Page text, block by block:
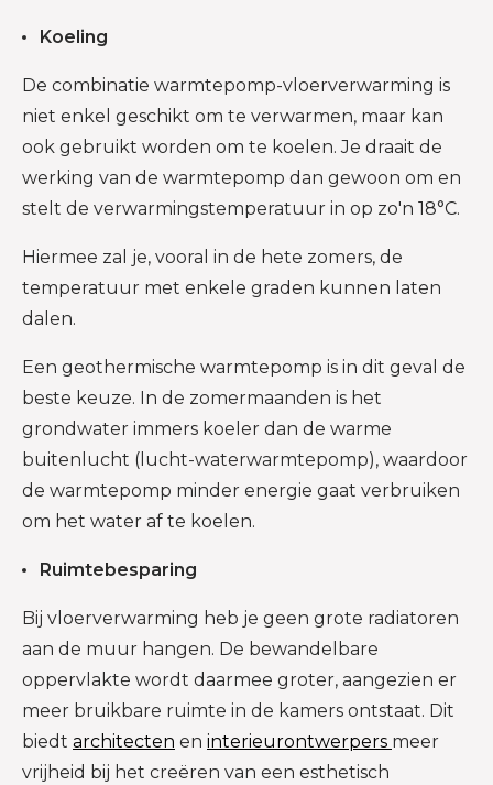
Koeling
De combinatie warmtepomp-vloerverwarming is
niet enkel geschikt om te verwarmen, maar kan
ook gebruikt worden om te koelen. Je draait de
werking van de warmtepomp dan gewoon om en
stelt de verwarmingstemperatuur in op zo'n 18°C.
Hiermee zal je, vooral in de hete zomers, de
temperatuur met enkele graden kunnen laten
dalen.
Een geothermische warmtepomp is in dit geval de
beste keuze. In de zomermaanden is het
grondwater immers koeler dan de warme
buitenlucht (lucht-waterwarmtepomp), waardoor
de warmtepomp minder energie gaat verbruiken
om het water af te koelen.
Ruimtebesparing
Bij vloerverwarming heb je geen grote radiatoren
aan de muur hangen. De bewandelbare
oppervlakte wordt daarmee groter, aangezien er
meer bruikbare ruimte in de kamers ontstaat. Dit
biedt architecten en interieurontwerpers meer
vrijheid bij het creëren van een esthetisch